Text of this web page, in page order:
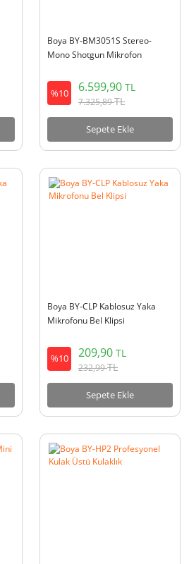
Boya BY-BM3051S Stereo-
Mono Shotgun Mikrofon
%10 6.599,90 TL
7.325,89TL
Sepete Ekle
Boya BY-CLP Kablosuz Yaka
Mikrofonu Bel Klipsi
%10 209,90 TL
232,99TL
Sepete Ekle